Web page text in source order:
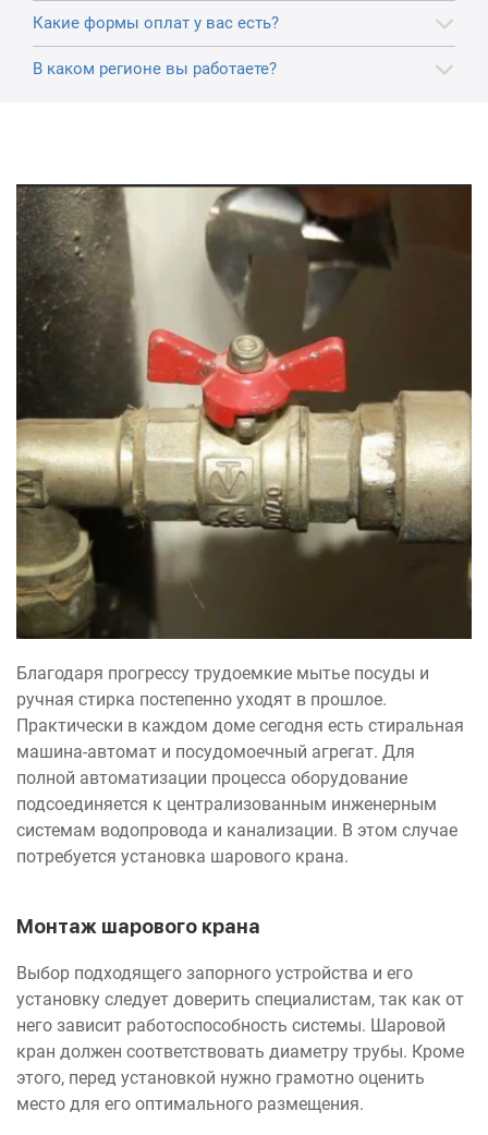
Какие формы оплат у вас есть?
В каком регионе вы работаете?
Благодаря прогрессу трудоемкие мытье посуды и
ручная стирка постепенно уходят в прошлое.
Практически в каждом доме сегодня есть стиральная
машина-автомат и посудомоечный агрегат. Для
полной автоматизации процесса оборудование
подсоединяется к централизованным инженерным
системам водопровода и канализации. В этом случае
потребуется установка шарового крана.
Монтаж шарового крана
Выбор подходящего запорного устройства и его
установку следует доверить специалистам, так как от
него зависит работоспособность системы. Шаровой
кран должен соответствовать диаметру трубы. Кроме
этого, перед установкой нужно грамотно оценить
место для его оптимального размещения.